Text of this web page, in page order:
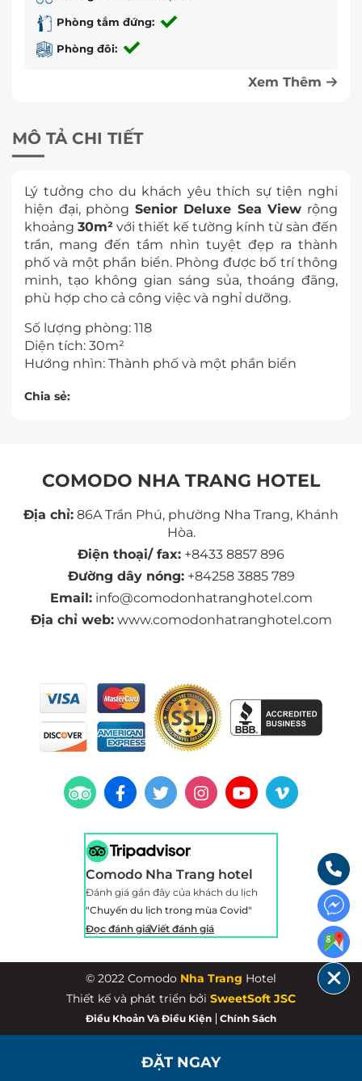
Phòng tắm đứng:
Phòng đôi:
Xem Thêm
MÔ TẢ CHI TIẾT
Lý tưởng cho du khách yêu thích sự tiện nghi
hiện đại, phòng Senior Deluxe Sea View rộng
khoảng 30m² với thiết kế tường kính từ sàn đến
trần, mang đến tầm nhìn tuyệt đẹp ra thành
phố và một phần biển. Phòng được bố trí thông
minh, tạo không gian sáng sủa, thoáng đãng,
phù hợp cho cả công việc và nghỉ dưỡng.
Số lượng phòng: 118
Diện tích: 30m²
Hướng nhìn: Thành phố và một phần biển
Chia sẻ:
COMODO NHA TRANG HOTEL
Địa chỉ: 86A Trần Phú, phường Nha Trang, Khánh
Hòa.
Điện thoại/ fax: +8433 8857 896
Đường dây nóng: +84258 3885 789
Email: info@comodonhatranghotel.com
Địa chỉ web: www.comodonhatranghotel.com
Comodo Nha Trang hotel
Đánh giá gần đây của khách du lịch
"Chuyến du lịch trong mùa Covid"
Đọc đánh giáViết đánh giá
© 2022 Comodo Nha Trang Hotel
Thiết kế và phát triển bởi SweetSoft JSC
Điều Khoản Và Điều Kiện Chính Sách
ĐẶT NGAY